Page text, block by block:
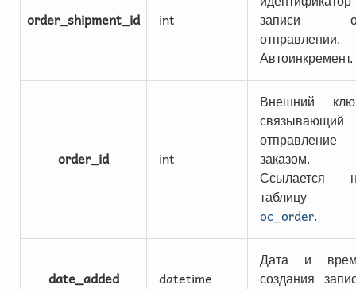
order_shipment_id int
записи
отправлении.
Автоинкремент.
order_id int
Внешний
связывающий
отправление
заказом.
Ссылается
таблицу
oc_order.
date_added datetime
Дата и
создания